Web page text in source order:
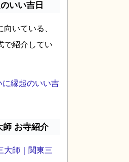
いい吉日
いている、
で紹介してい
縁起のいい吉
師 お寺紹介
大師｜関東三